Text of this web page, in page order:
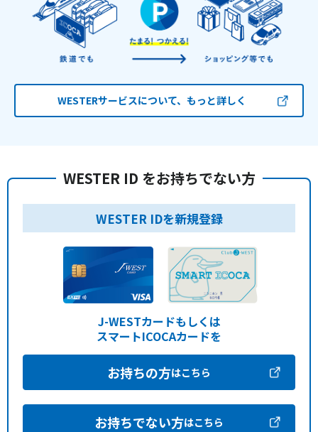
WESTERサービスについて、もっと詳しく
WESTER ID をお持ちでない方
WESTER IDを新規登録
J-WESTカードもしくは
スマートICOCAカードを
お持ちの方はこちら
お持ちでない方はこちら